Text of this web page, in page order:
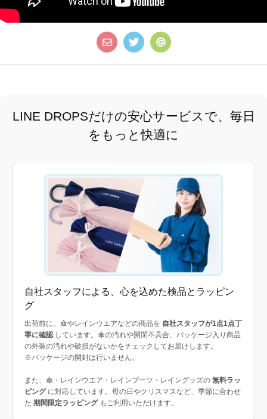
LINE DROPSだけの安心サービスで、毎日
をもっと快適に
自社スタッフによる、心を込めた検品とラッピン
グ
出荷前に、傘やレインウエアなどの商品を 自社スタッフが1点1点丁
寧に確認しています。傘の汚れや開閉不具合、パッケージ入り商品
の外装の汚れや破損がないかをチェックしてお届けします。
※パッケージの開封は行いません。
また、傘・レインウエア・レインブーツ・レイングッズの 無料ラッ
ピングに対応しています。母の日やクリスマスなど、季節に合わせ
た 期間限定ラッピングもご利用いただけます。